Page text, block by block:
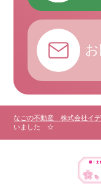
なごの不動産 株式会社イ
いました ☆